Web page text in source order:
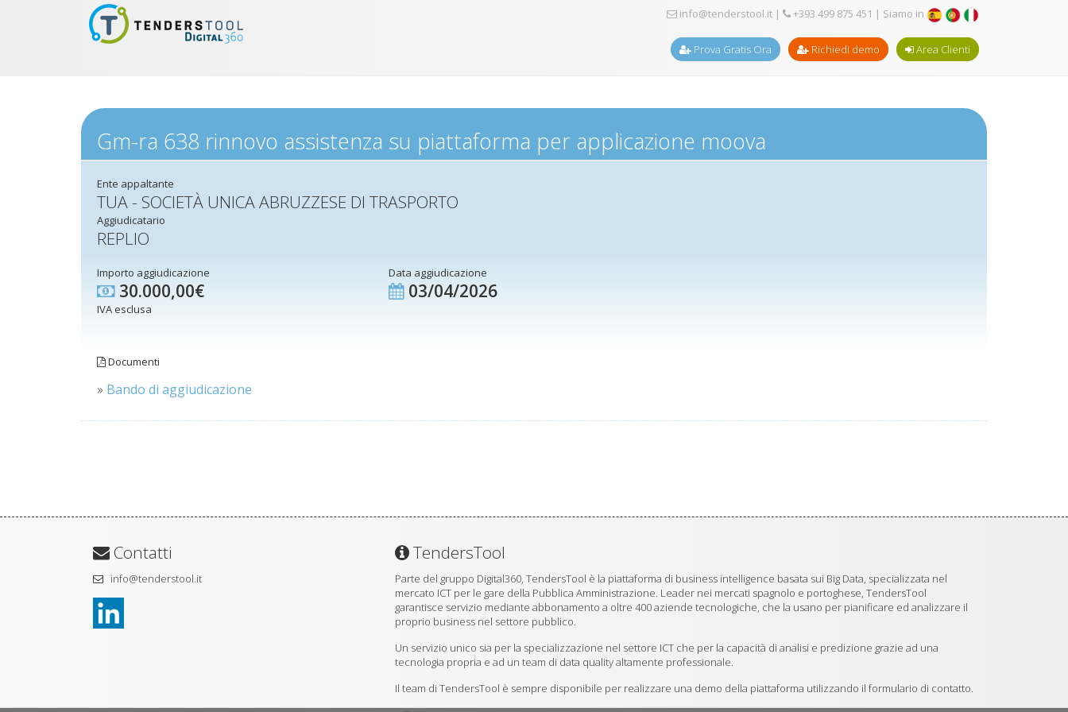
info@tenderstool.it | +393 499 875 451 | Siamo in
Prova Gratis Ora Richiedi demo Area Clienti
Gm-ra 638 rinnovo assistenza su piattaforma per applicazione moova
Ente appaltante
TUA - SOCIETÀ UNICA ABRUZZESE DI TRASPORTO
Aggiudicatario
REPLIO
Importo aggiudicazione
30.000,00€
IVA esclusa
Data aggiudicazione
03/04/2026
Documenti
» Bando di aggiudicazione
Contatti
info@tenderstool.it
TendersTool
Parte del gruppo Digital360, TendersTool è la piattaforma di business intelligence basata sui Big Data, specializzata nel
mercato ICT per le gare della Pubblica Amministrazione. Leader nei mercati spagnolo e portoghese, TendersTool
garantisce servizio mediante abbonamento a oltre 400 aziende tecnologiche, che la usano per pianificare ed analizzare il
proprio business nel settore pubblico.
Un servizio unico sia per la specializzazione nel settore ICT che per la capacità di analisi e predizione grazie ad una
tecnologia propria e ad un team di data quality altamente professionale.
Il team di TendersTool è sempre disponibile per realizzare una demo della piattaforma utilizzando il formulario di contatto.